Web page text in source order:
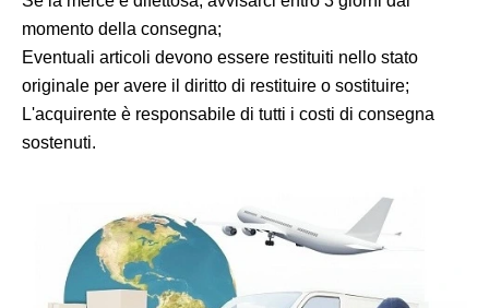
momento della consegna;
Eventuali articoli devono essere restituiti nello stato
originale per avere il diritto di restituire o sostituire;
L'acquirente è responsabile di tutti i costi di consegna
sostenuti.